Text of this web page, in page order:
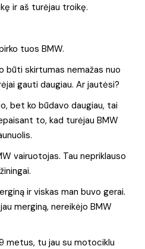
ir aš turėjau troikę.
tuos BMW.
būti skirtumas nemažas nuo
gauti daugiau. Ar jautėsi?
bet ko būdavo daugiau, tai
to, kad turėjau BMW
vairuotojas. Tau nepriklauso
ir viskas man buvo gerai.
merginą, nereikėjo BMW
metus, tu jau su motociklu